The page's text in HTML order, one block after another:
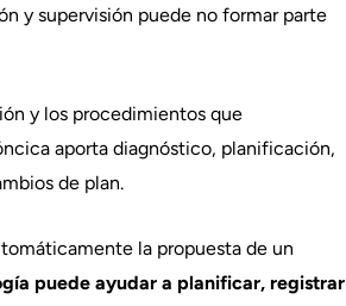
y supervisión puede no formar parte
y los procedimientos que
aporta diagnóstico, planificación,
de plan.
la propuesta de un
puede ayudar a planificar, registrar